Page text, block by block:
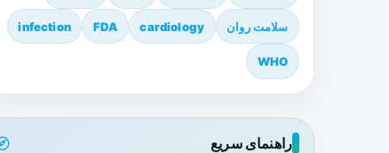
سلامت روان cardiology
FDA
infection
WHO
راهنمای سریع